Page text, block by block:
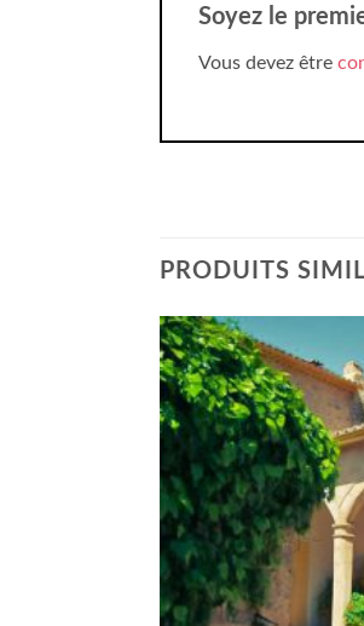
Soyez le
Vous devez être
PRODUITS